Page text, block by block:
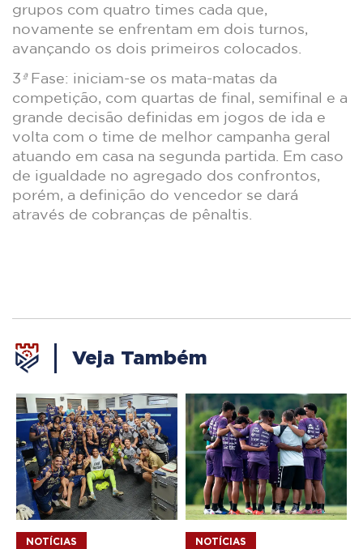
grupos com quatro times cada que,
novamente se enfrentam em dois turnos,
avançando os dois primeiros colocados.
3ªFase: iniciam-se os mata-matas da
competição, com quartas de final, semifinal e a
grande decisão definidas em jogos de ida e
volta com o time de melhor campanha geral
atuando em casa na segunda partida. Em caso
de igualdade no agregado dos confrontos,
porém, a definição do vencedor se dará
através de cobranças de pênaltis.
Veja Também
NOTÍCIAS NOTÍCIAS